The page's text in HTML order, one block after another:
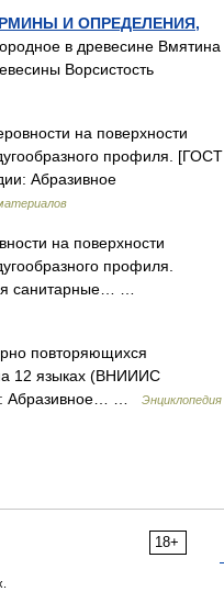
И ОПРЕДЕЛЕНИЯ,
в древесине Вмятина
Ворсистость
на поверхности
профиля. [ГОСТ
Абразивное
на поверхности
профиля.
санитарные… …
повторяющихся
на 12 языках (ВНИИИС
Абразивное… …
Энциклопедия
18+